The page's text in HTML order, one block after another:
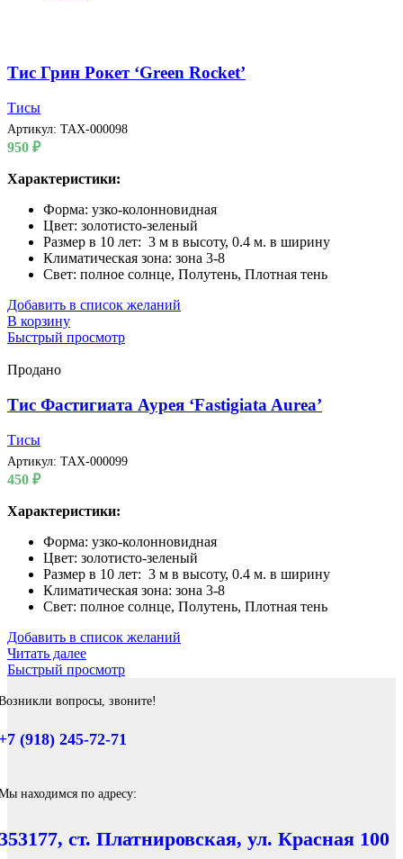
Тис Грин Рокет ‘Green Rocket’
Тисы
Артикул: TAX-000098
950 ₽
Характеристики:
Форма: узко-колонновидная
Цвет: золотисто-зеленый
Размер в 10 лет: 3 м в высоту, 0.4 м. в ширину
Климатическая зона: зона 3-8
Свет: полное солнце, Полутень, Плотная тень
Добавить в список желаний
В корзину
Быстрый просмотр
Продано
Тис Фастигиата Аурея ‘Fastigiata Aurea’
Тисы
Артикул: TAX-000099
450 ₽
Характеристики:
Форма: узко-колонновидная
Цвет: золотисто-зеленый
Размер в 10 лет: 3 м в высоту, 0.4 м. в ширину
Климатическая зона: зона 3-8
Свет: полное солнце, Полутень, Плотная тень
Добавить в список желаний
Читать далее
Быстрый просмотр
вопросы, звоните!
(918) 245-72-71
находимся по адресу:
ст. Платнировская, ул. Красная 100